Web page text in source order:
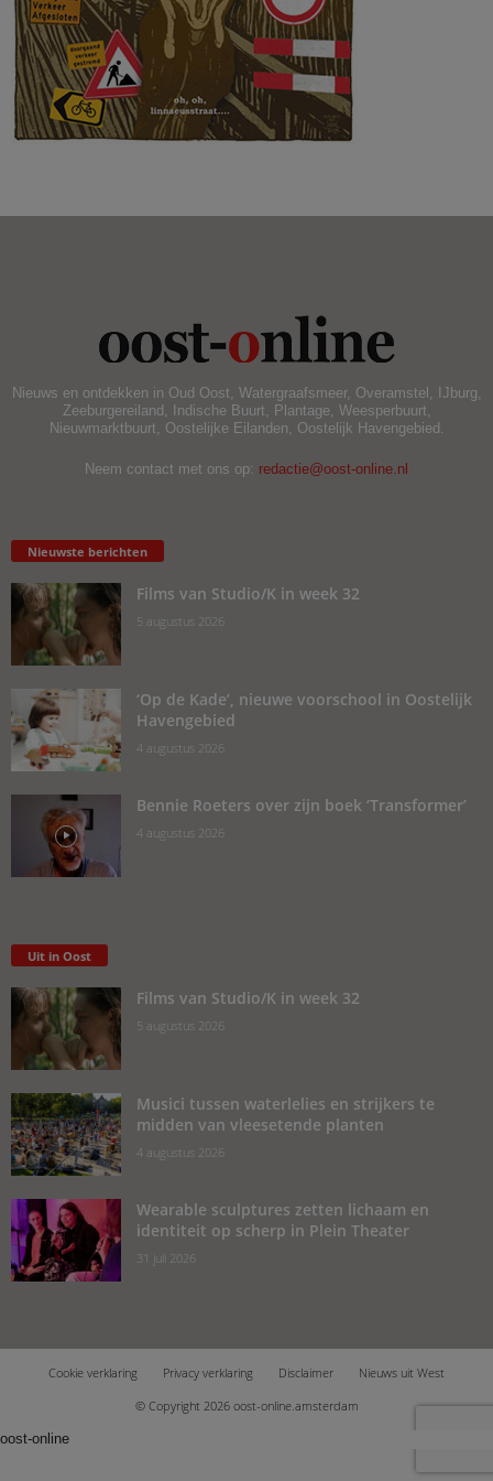
Nieuws en ontdekken in Oud Oost, Watergraafsmeer, Overamstel, IJburg,
Zeeburgereiland, Indische Buurt, Plantage, Weesperbuurt,
Nieuwmarktbuurt, Oostelijke Eilanden, Oostelijk Havengebied.
Neem contact met ons op: redactie@oost-online.nl
Nieuwste berichten
Films van Studio/K in week 32
5 augustus 2026
‘Op de Kade’, nieuwe voorschool in Oostelijk
Havengebied
4 augustus 2026
Bennie Roeters over zijn boek ‘Transformer’
4 augustus 2026
Uit in Oost
Films van Studio/K in week 32
5 augustus 2026
Musici tussen waterlelies en strijkers te
midden van vleesetende planten
4 augustus 2026
Wearable sculptures zetten lichaam en
identiteit op scherp in Plein Theater
31 juli 2026
Cookie verklaring Privacy verklaring Disclaimer
Nieuws uit West
© Copyright 2026 oost-online.amsterdam
oost-online